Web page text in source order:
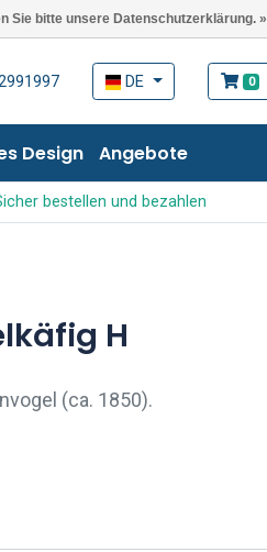
Sie bitte unsere Datenschutzerklärung. »
DE 0
Design Angebote
bestellen und bezahlen
H
(ca. 1850).